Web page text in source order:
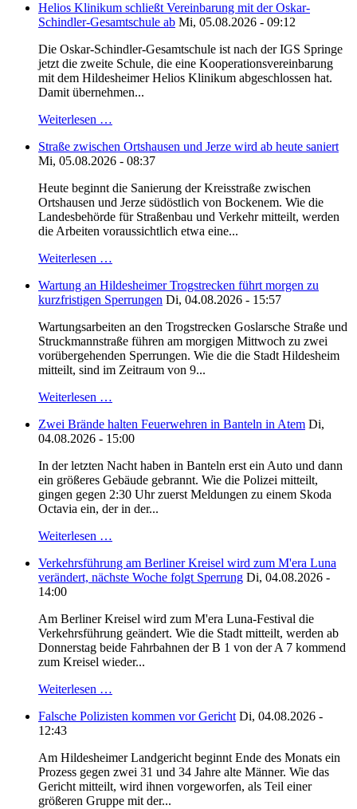
Helios Klinikum schließt Vereinbarung mit der Oskar-
Schindler-Gesamtschule ab Mi, 05.08.2026 - 09:12
Die Oskar-Schindler-Gesamtschule ist nach der IGS Springe
jetzt die zweite Schule, die eine Kooperationsvereinbarung
mit dem Hildesheimer Helios Klinikum abgeschlossen hat.
Damit übernehmen...
Weiterlesen …
Straße zwischen Ortshausen und Jerze wird ab heute saniert
Mi, 05.08.2026 - 08:37
Heute beginnt die Sanierung der Kreisstraße zwischen
Ortshausen und Jerze südöstlich von Bockenem. Wie die
Landesbehörde für Straßenbau und Verkehr mitteilt, werden
die Arbeiten voraussichtlich etwa eine...
Weiterlesen …
Wartung an Hildesheimer Trogstrecken führt morgen zu
kurzfristigen Sperrungen Di, 04.08.2026 - 15:57
Wartungsarbeiten an den Trogstrecken Goslarsche Straße und
Struckmannstraße führen am morgigen Mittwoch zu zwei
vorübergehenden Sperrungen. Wie die die Stadt Hildesheim
mitteilt, sind im Zeitraum von 9...
Weiterlesen …
Zwei Brände halten Feuerwehren in Banteln in Atem Di,
04.08.2026 - 15:00
In der letzten Nacht haben in Banteln erst ein Auto und dann
ein größeres Gebäude gebrannt. Wie die Polizei mitteilt,
gingen gegen 2:30 Uhr zuerst Meldungen zu einem Skoda
Octavia ein, der in der...
Weiterlesen …
Verkehrsführung am Berliner Kreisel wird zum M'era Luna
verändert, nächste Woche folgt Sperrung Di, 04.08.2026 -
14:00
Am Berliner Kreisel wird zum M'era Luna-Festival die
Verkehrsführung geändert. Wie die Stadt mitteilt, werden ab
Donnerstag beide Fahrbahnen der B 1 von der A 7 kommend
zum Kreisel wieder...
Weiterlesen …
Falsche Polizisten kommen vor Gericht Di, 04.08.2026 -
12:43
Am Hildesheimer Landgericht beginnt Ende des Monats ein
Prozess gegen zwei 31 und 34 Jahre alte Männer. Wie das
Gericht mitteilt, wird ihnen vorgeworfen, als Teil einer
größeren Gruppe mit der...